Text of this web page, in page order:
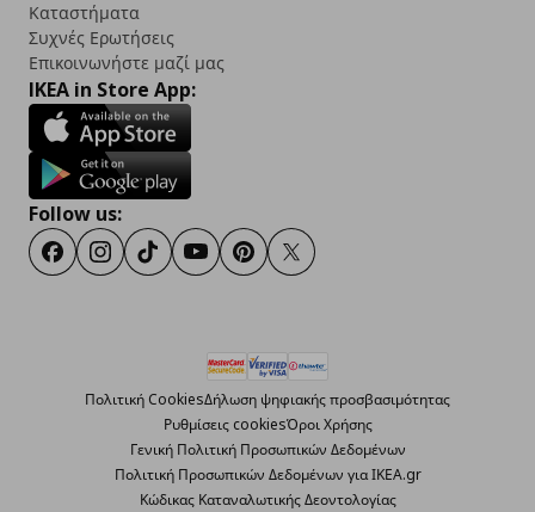
Καταστήματα
Συχνές Ερωτήσεις
Επικοινωνήστε μαζί μας
IKEA in Store App:
Follow us:
FacebookInstagram
TikTokYoutubePinterestTwitter
Πολιτική CookiesΔήλωση ψηφιακής προσβασιμότητας
Ρυθμίσεις cookiesΌροι Χρήσης
Γενική Πολιτική Προσωπικών Δεδομένων
Πολιτική Προσωπικών Δεδομένων για ΙΚΕΑ.gr
Κώδικας Καταναλωτικής Δεοντολογίας